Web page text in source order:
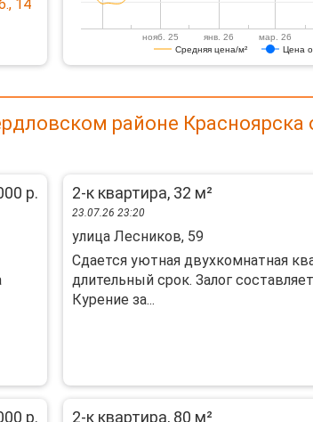
14
Средняя цена/м² Цена
нояб. 25 янв. 26 мар. 26
районе Красноярска
р. 2-к квартира, 32 м²
23.07.26 23:20
улица Лесников, 59
Сдается уютная двухкомнатная
длительный срок. Залог
Курение за...
р. 2-к квартира, 80 м²